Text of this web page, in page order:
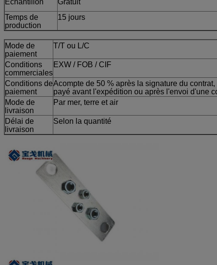
Temps de
production
15 jours
Mode de
paiement
T/T ou L/C
Conditions
commerciales
EXW / FOB / CIF
Conditions de
paiement
Acompte de 50 % après la signature du
payé avant l'expédition ou après l'envoi d'une
Mode de
livraison
Par mer, terre et air
Délai de
livraison
Selon la quantité